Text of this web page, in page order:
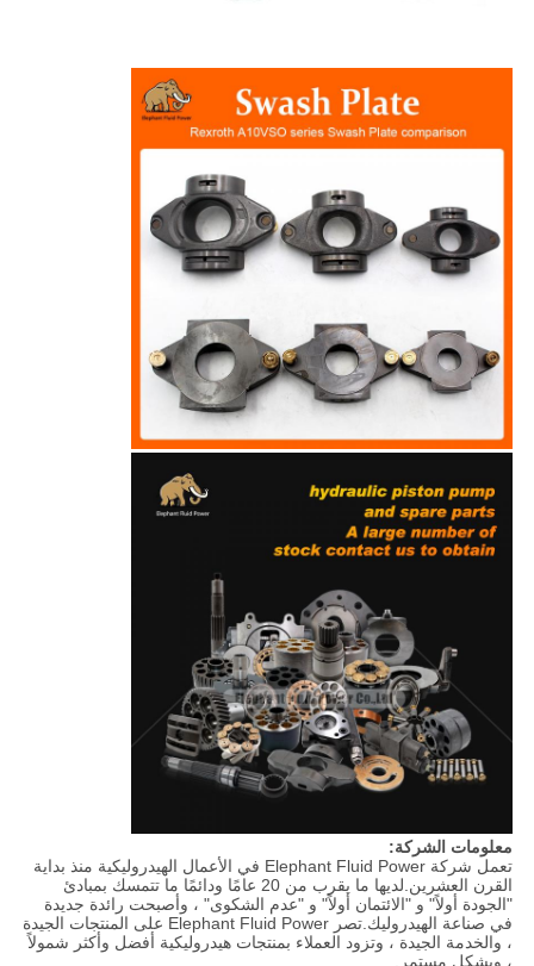
معلومات الشركة:
تعمل شركة Elephant Fluid Power في الأعمال الهيدروليكية منذ بداية
القرن العشرين.لديها ما يقرب من 20 عامًا ودائمًا ما تتمسك بمبادئ
"الجودة أولاً" و "الائتمان أولاً" و "عدم الشكوى" ، وأصبحت رائدة جديدة
في صناعة الهيدروليك.تصر Elephant Fluid Power على المنتجات الجيدة
، والخدمة الجيدة ، وتزود العملاء بمنتجات هيدروليكية أفضل وأكثر شمولاً
، وبشكل مستمر.